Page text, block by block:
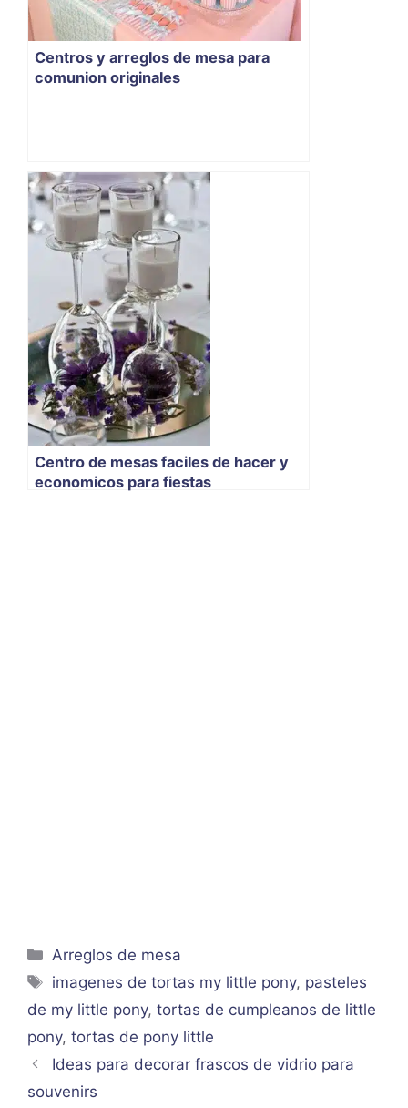
Centros y arreglos de mesa para
comunion originales
Centro de mesas faciles de hacer y
economicos para fiestas
Categorías
Arreglos de mesa
Etiquetas
imagenes de tortas my little pony, pasteles
de my little pony, tortas de cumpleanos de little
pony, tortas de pony little
Ideas para decorar frascos de vidrio para
souvenirs